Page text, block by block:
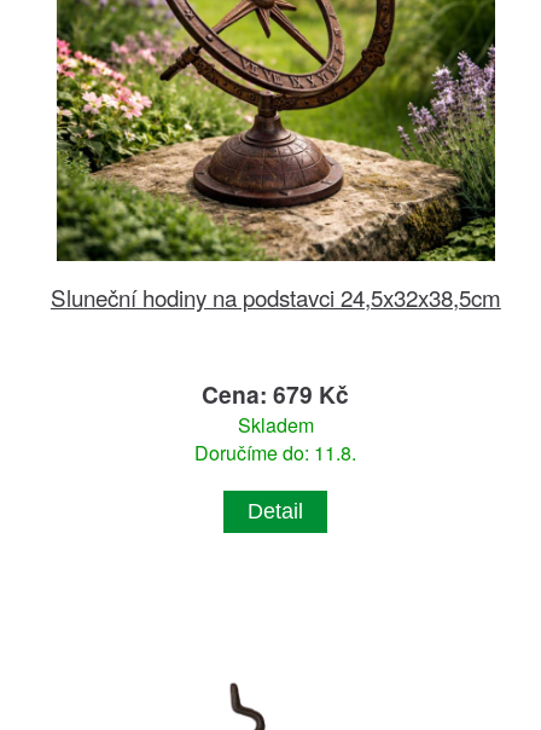
Sluneční hodiny na podstavci 24,5x32x38,5cm
Cena: 679 Kč
Skladem
Doručíme do: 11.8.
Detail